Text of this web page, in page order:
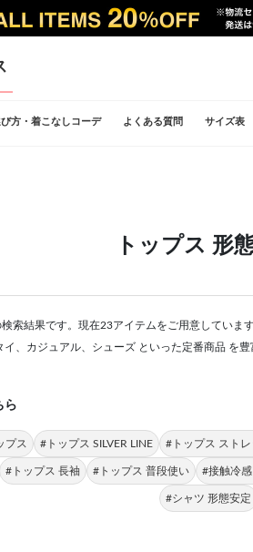
方・着こなしコーデ よくある質問 サイズ表
トップス 形
検索結果です。現在23アイテムをご用意してい
、カジュアル、シューズ といった定番商品 を豊
ら
プス #トップス SILVER LINE #トップス ストレ
#トップス 長袖 #トップス 普段使い #接触冷
#シャツ 形態安定